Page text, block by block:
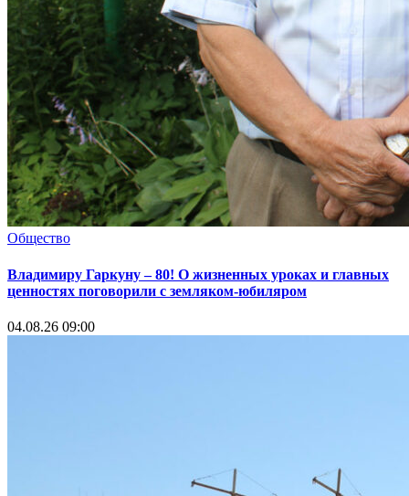
Общество
Владимиру Гаркуну – 80! О жизненных уроках и главных
ценностях поговорили с земляком-юбиляром
04.08.26 09:00